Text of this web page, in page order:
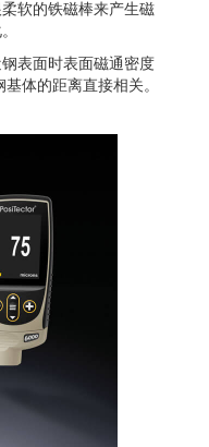
软的铁磁棒来产生磁
表面时表面磁通密度
体的距离直接相关。